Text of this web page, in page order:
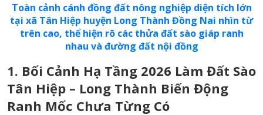
Toàn cảnh cánh đồng đất nông nghiệp diện tích lớn
tại xã Tân Hiệp huyện Long Thành Đồng Nai nhìn từ
trên cao, thể hiện rõ các thửa đất sào giáp ranh
nhau và đường đất nội đồng
1. Bối Cảnh Hạ Tầng 2026 Làm Đất Sào
Tân Hiệp – Long Thành Biến Động
Ranh Mốc Chưa Từng Có